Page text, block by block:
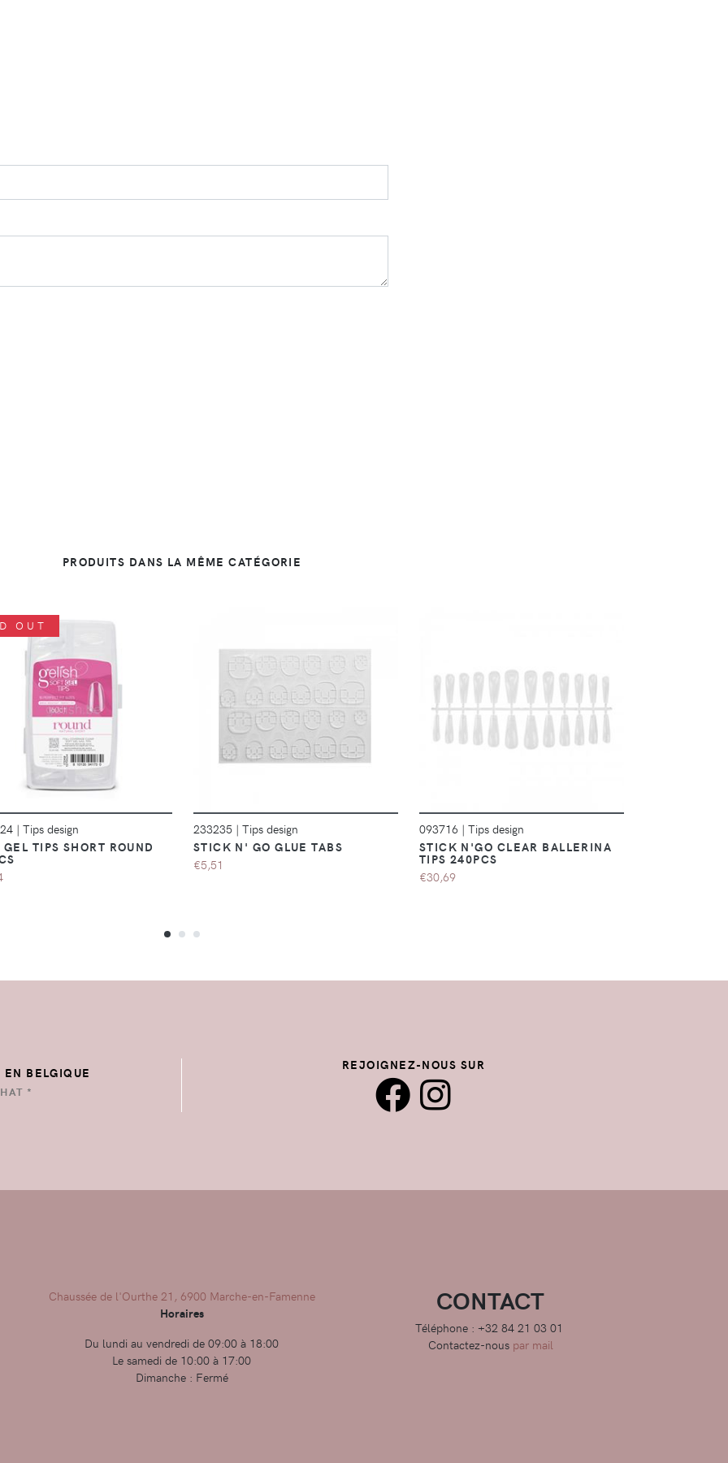
PRODUITS DANS LA MÊME CATÉGORIE
OUT
DÉTAILS
| Tips design
TIPS SHORT ROUND
DÉTAILS
233235 | Tips design
STICK N' GO GLUE TABS
€5,51
DÉTAILS
093716 | Tips design
STICK N'GO CLEAR BALLERINA
TIPS 240PCS
€30,69
BELGIQUE
*
REJOIGNEZ-NOUS SUR
Chaussée de l'Ourthe 21, 6900 Marche-en-Famenne
Horaires
Du lundi au vendredi de 09:00 à 18:00
Le samedi de 10:00 à 17:00
Dimanche : Fermé
CONTACT
Téléphone : +32 84 21 03 01
Contactez-nous par mail